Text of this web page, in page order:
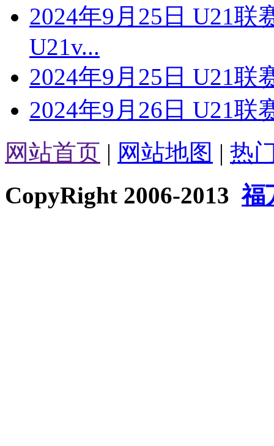
2024年9月25日 U21联
U21v...
2024年9月25日 U21联
2024年9月26日 U21联
网站首页 | 网站地图 | 热
CopyRight 2006-2013福